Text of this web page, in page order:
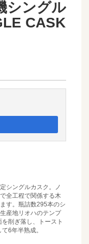
シングル
CASK
シングルカスク。ノ
全工程で関係する木
す。瓶詰数295本のシ
産地リオハのテンプ
削ぎ落し、トースト
6年半熟成。